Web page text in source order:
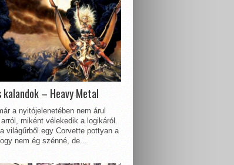
– Heavy Metal
a nyitójelenetében nem árul
miként vélekedik a logikáról.
világűrből egy Corvette pottyan a
nem ég szénné, de...